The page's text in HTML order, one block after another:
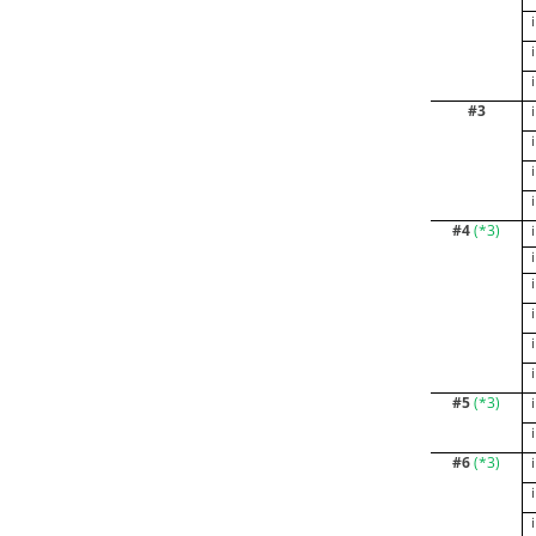
#3
#4(*3)
#5(*3)
#6(*3)